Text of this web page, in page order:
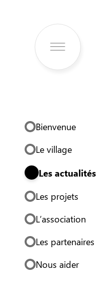
Bienvenue
Le village
Les actualités
Les projets
L’association
Les partenaires
Nous aider